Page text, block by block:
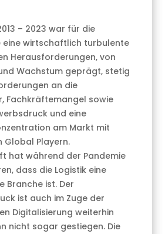
– 2023 war für die
eine wirtschaftlich turbulente
Herausforderungen, von
Wachstum geprägt, stetig
an die
Fachkräftemangel sowie
und eine
am Markt mit
Global Playern.
hat während der Pandemie
dass die Logistik eine
Branche ist. Der
ist auch im Zuge der
Digitalisierung weiterhin
nicht sogar gestiegen. Die